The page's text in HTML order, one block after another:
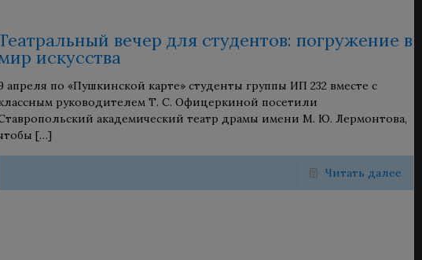
вечер для студентов: погружение в
искусства
апреля по «Пушкинской карте» студенты группы ИП 232 вместе с
руководителем Т. С. Офицеркиной посетили
академический театр драмы имени М. Ю. Лермонтова,
[…]
Читать далее